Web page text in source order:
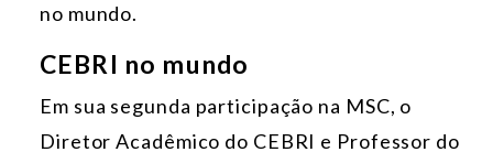
no mundo.
CEBRI no mundo
Em sua segunda participação na MSC, o
Diretor Acadêmico do CEBRI e Professor do